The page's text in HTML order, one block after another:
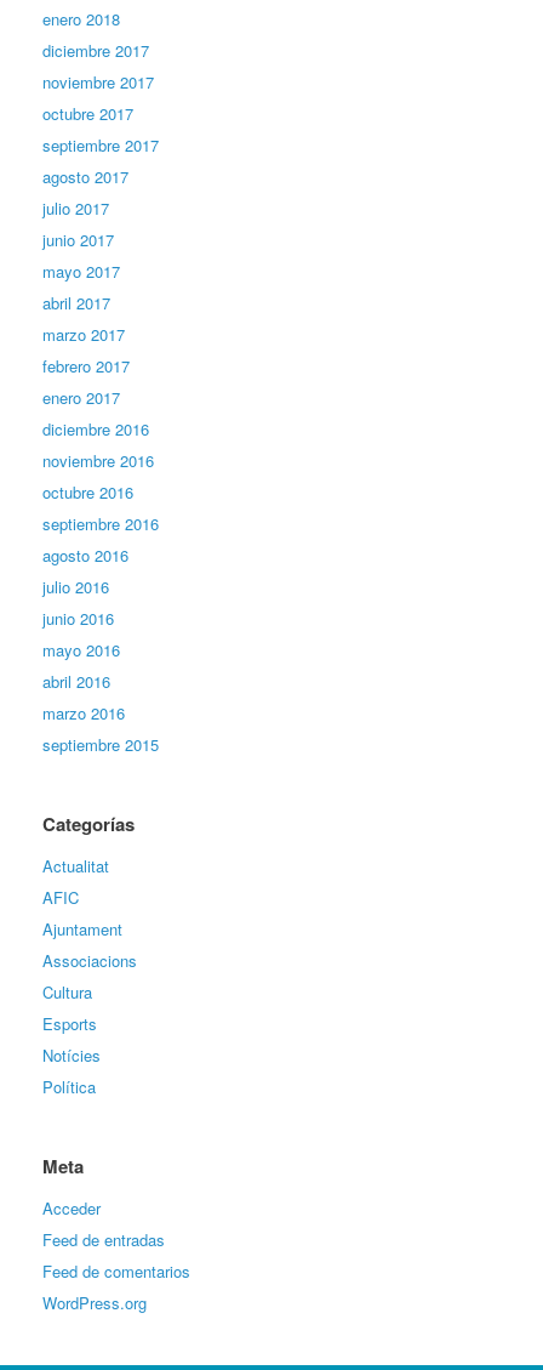
enero 2018
diciembre 2017
noviembre 2017
octubre 2017
septiembre 2017
agosto 2017
julio 2017
junio 2017
mayo 2017
abril 2017
marzo 2017
febrero 2017
enero 2017
diciembre 2016
noviembre 2016
octubre 2016
septiembre 2016
agosto 2016
julio 2016
junio 2016
mayo 2016
abril 2016
marzo 2016
septiembre 2015
Categorías
Actualitat
AFIC
Ajuntament
Associacions
Cultura
Esports
Notícies
Política
Meta
Acceder
Feed de entradas
Feed de comentarios
WordPress.org